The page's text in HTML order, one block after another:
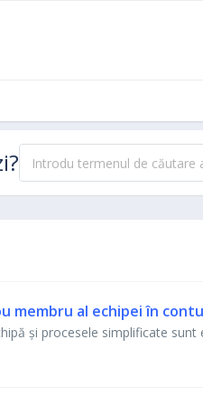
membru al echipei în
și procesele simplificate